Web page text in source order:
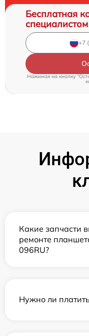
Бесплатная
специалистом
Нажимая на кнопку
Какие запчасти
ремонте
096RU?
Нужно ли